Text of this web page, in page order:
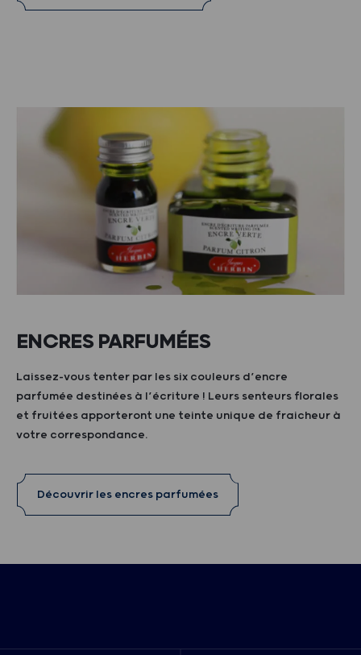
ENCRES PARFUMÉES
Laissez-vous tenter par les six couleurs d’encre
parfumée destinées à l’écriture ! Leurs senteurs florales
et fruitées apporteront une teinte unique de fraicheur à
votre correspondance.
Découvrir les encres parfumées